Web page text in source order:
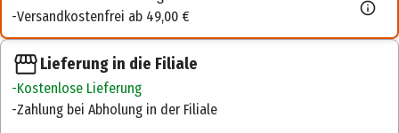
Versandkostenfrei ab 49,00 €
Lieferung in die Filiale
Kostenlose Lieferung
Zahlung bei Abholung in der Filiale